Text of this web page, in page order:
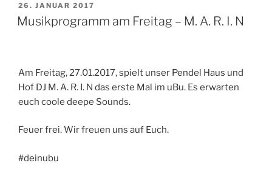
VERÖFFENTLICHT
AM
26. JANUAR 2017
Musikprogramm am Freitag – M. A. R. I. N
Am Freitag, 27.01.2017, spielt unser Pendel Haus und
Hof DJ M. A. R. I. N das erste Mal im uBu. Es erwarten
euch coole deepe Sounds.
Feuer frei. Wir freuen uns auf Euch.
#deinubu